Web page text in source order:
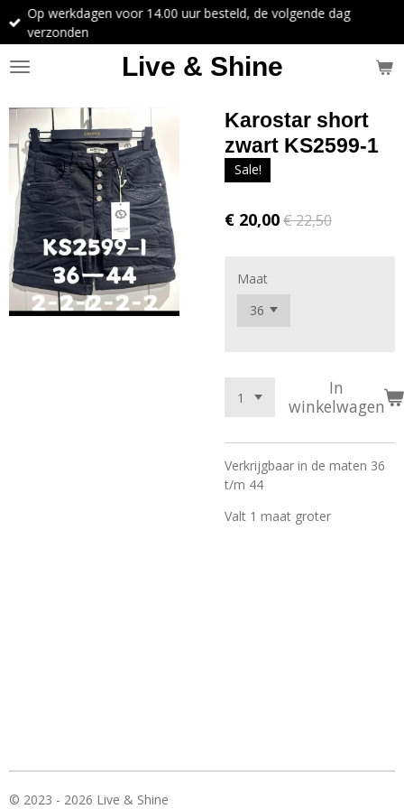
Ga
direct
de
Live & Shine
Op werkdagen voor 14.00 uur besteld, de volgende dag
verzonden
Karostar short
zwart KS2599-1
Sale!
€ 20,00€ 22,50
Maat
In
winkelwagen
Verkrijgbaar in de maten 36
t/m 44
Valt 1 maat groter
© 2023 - 2026 Live & Shine